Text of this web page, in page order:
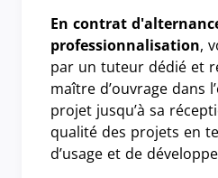
En contrat
professionnalisation,
par un tuteur dédié et
maître d’ouvrage dans
projet jusqu’à sa
qualité des projets en
d’usage et de